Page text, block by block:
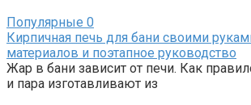
Популярные 0
Кирпичная печь для бани своими
материалов и поэтапное руководство
Жар в бани зависит от печи. Как
и пара изготавливают из